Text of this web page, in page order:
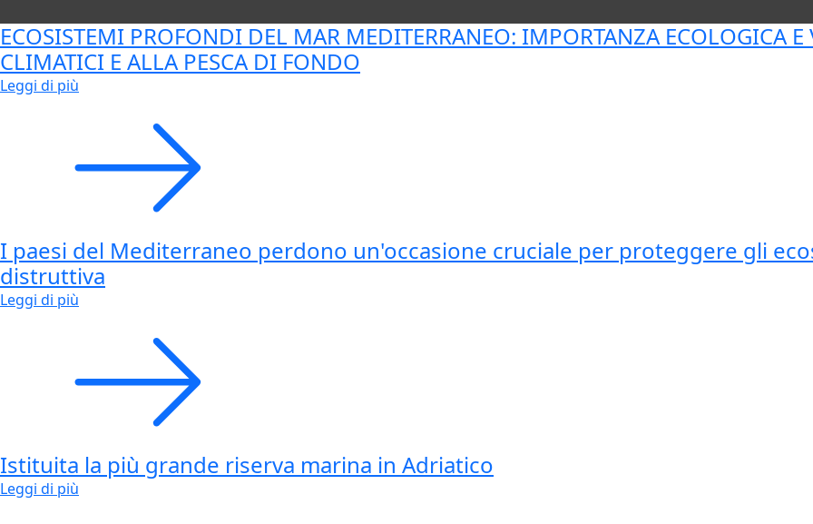
ECOSISTEMI PROFONDI DEL MAR MEDITERRANEO: IMPORTANZA ECOLOGICA
CLIMATICI E ALLA PESCA DI FONDO
Leggi di più
I paesi del Mediterraneo perdono un'occasione cruciale per proteggere gli
distruttiva
Leggi di più
Istituita la più grande riserva marina in Adriatico
Leggi di più